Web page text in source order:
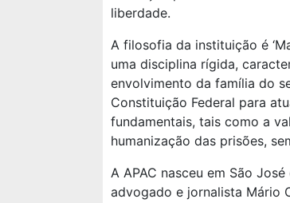
liberdade.
A filosofia da instituição é
uma disciplina rígida,
envolvimento da família do
Constituição Federal para
fundamentais, tais como a
humanização das prisões,
A APAC nasceu em São
advogado e jornalista Mário